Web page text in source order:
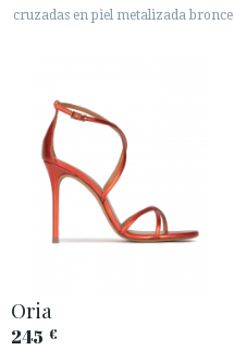
cruzadas en piel metalizada bronce
Oria
245 €